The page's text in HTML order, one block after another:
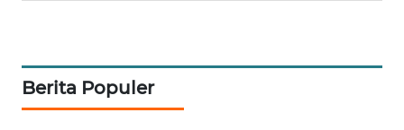
Berita Populer
HUMBANG
NEWS